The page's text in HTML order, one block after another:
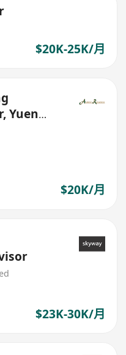
$20K-25K/月
Yuen
$20K/月
$23K-30K/月